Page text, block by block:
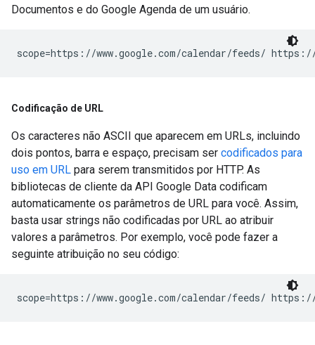
Documentos e do Google Agenda de um usuário.
scope=https://www.google.com/calendar/feeds/
Codificação de URL
Os caracteres não ASCII que aparecem em URLs, incluindo
dois pontos, barra e espaço, precisam ser codificados para
uso em URL para serem transmitidos por HTTP. As
bibliotecas de cliente da API Google Data codificam
automaticamente os parâmetros de URL para você. Assim,
basta usar strings não codificadas por URL ao atribuir
valores a parâmetros. Por exemplo, você pode fazer a
seguinte atribuição no seu código:
scope=https://www.google.com/calendar/feeds/